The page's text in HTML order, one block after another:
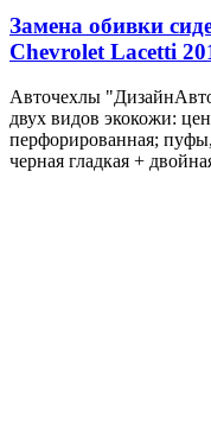
Замена обивки
Chevrolet Lacetti
Авточехлы
двух видов экокожи:
перфорированная;
черная гладкая +